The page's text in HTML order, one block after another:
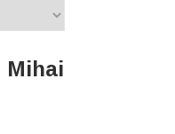
Mihai